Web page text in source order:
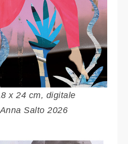
x 24 cm, digitale
Salto 2026